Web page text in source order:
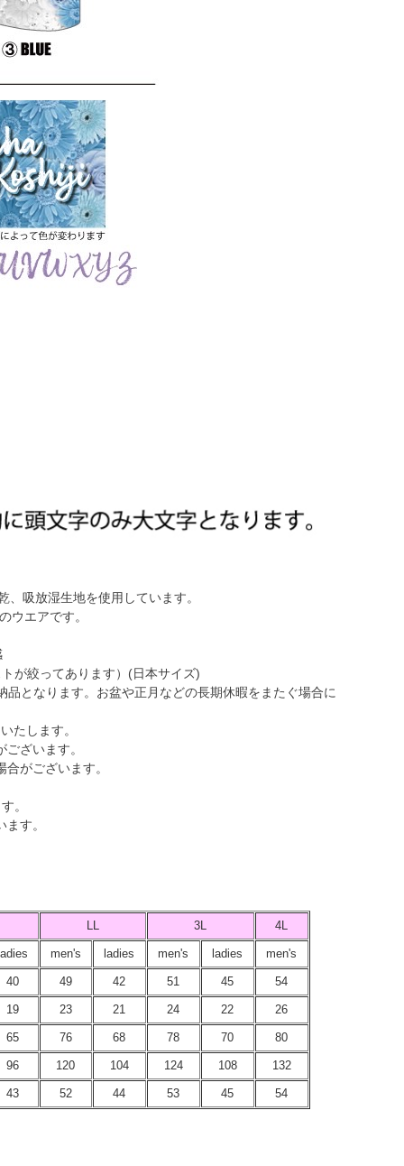
吸放湿生地を使用しています。
ウエアです。
が絞ってあります）(日本サイズ)
となります。お盆や正月などの長期休暇をまたぐ場合に
たします。
ざいます。
がございます。
。
す。
LL 3L 4L
ladies men's ladies men's ladies men's
40 49 42 51 45 54
19 23 21 24 22 26
65 76 68 78 70 80
96 120 104 124 108 132
43 52 44 53 45 54